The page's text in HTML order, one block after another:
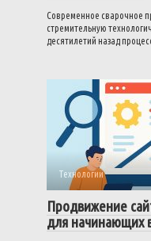
Современное сварочное
стремительную
десятилетий назад
Технологии
Продвижение
для начинающих